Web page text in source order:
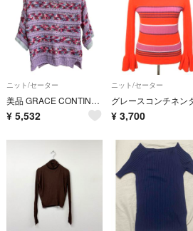
ニット/セーター
美品 GRACE CONTINENTAL グレースコンチネンタル セーター テープヤーンニットトップ サイズ36 パープル レディース 古着 中古 USED
¥ 5,532
ニット/セーター
¥ 3,700